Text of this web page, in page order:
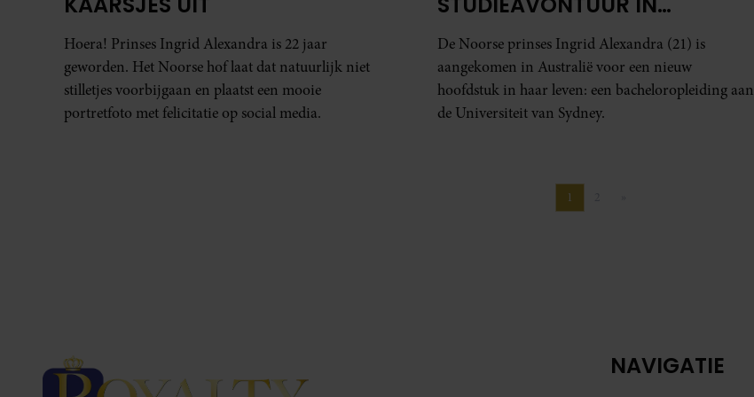
Hoera! Prinses Ingrid Alexandra is 22 jaar
geworden. Het Noorse hof laat dat natuurlijk niet
stilletjes voorbijgaan en plaatst een mooie
portretfoto met felicitatie op social media.
AUSTRALIË
De Noorse prinses Ingrid Alexandra (21) is
aangekomen in Australië voor een nieuw
hoofdstuk in haar leven: een bacheloropleiding aan
de Universiteit van Sydney.
Pagina
1
NAVIGATIE